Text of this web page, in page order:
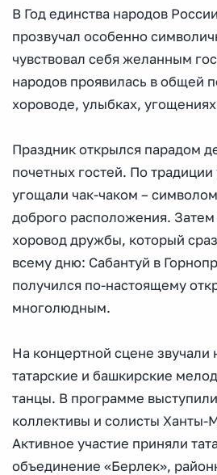
В Год единства народов
прозвучал особенно
чувствовал себя желанным
народов проявилась в общей
хороводе, улыбках,
Праздник открылся парадом
почетных гостей. По традиции
угощали чак-чаком –
доброго расположения. Затем
хоровод дружбы, который
всему дню: Сабантуй в
получился по-настоящему
многолюдным.
На концертной сцене звучали
татарские и башкирские
танцы. В программе
коллективы и солисты Ханты-
Активное участие приняли
объединение «Берлек»,